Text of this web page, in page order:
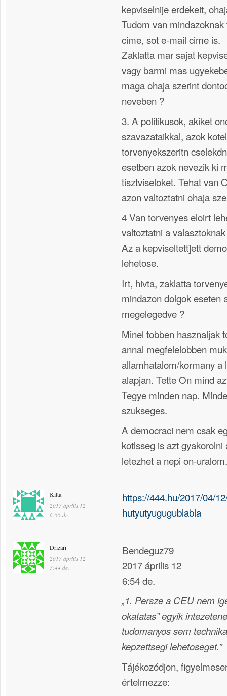
kepviselnije erdekeit,
Tudom van
cime, sot e-mail cime is.
Zaklatta mar sajat
vagy barmi mas
maga ohaja szerint
neveben ?
3. A politikusok, akiket
szavazataikkal, azok
torvenyekszeritn
esetben azok nevezik ki
tisztviseloket. Tehat van
azon valtoztatni ohaja
4 Van torvenyes eloirt
valtoztatni a
Az a kepviseltett]ett
lehetose.
Irt, hivta, zaklatta
mindazon dolgok eseten
megelegedve ?
Minel tobben hasznaljak
annal megfelelobben
allamhatalom/kormany a
alapjan. Tette On mind
Tegye minden nap.
szukseges.
A democraci nem csak
kotlsseg is azt
letezhet a nepi on-uralom.
Kitta
2017 április 12
6:55 de.
https://444.hu/2017/04/
hutyutyugugublabla
Drizari
2017 április 12
7:44 de.
Bendeguz79
2017 április 12
6:54 de.
„1. Persze a CEU nem
okatatas” egyik
tudomanyos sem
kepzettsegi lehetoseget.”
Tájékozódjon,
értelmezze: